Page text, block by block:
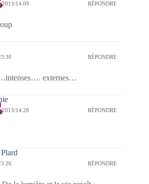
2013/14:09 RÉPONDRE
RÉPONDRE
externes…
2013/14:28 RÉPONDRE
RÉPONDRE